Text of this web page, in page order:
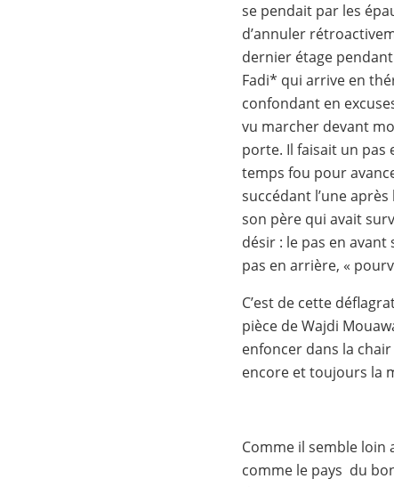
se pendait par les
d’annuler
dernier étage
Fadi* qui arrive en
confondant en
vu marcher devant
porte. Il faisait un pas
temps fou pour
succédant l’une
son père qui avait
désir : le pas en
pas en arrière, «
C’est de cette
pièce deWajdi
enfoncer dans la
encore et toujours la
Comme il semble loin
comme le pays du